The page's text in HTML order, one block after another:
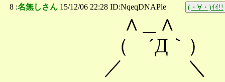
8 :名無しさん 15/12/06 22:28 ID:NqeqDNAPle (・∀・)ｲｲ!!
∧＿∧
（ ´Д｀）
／ ＼